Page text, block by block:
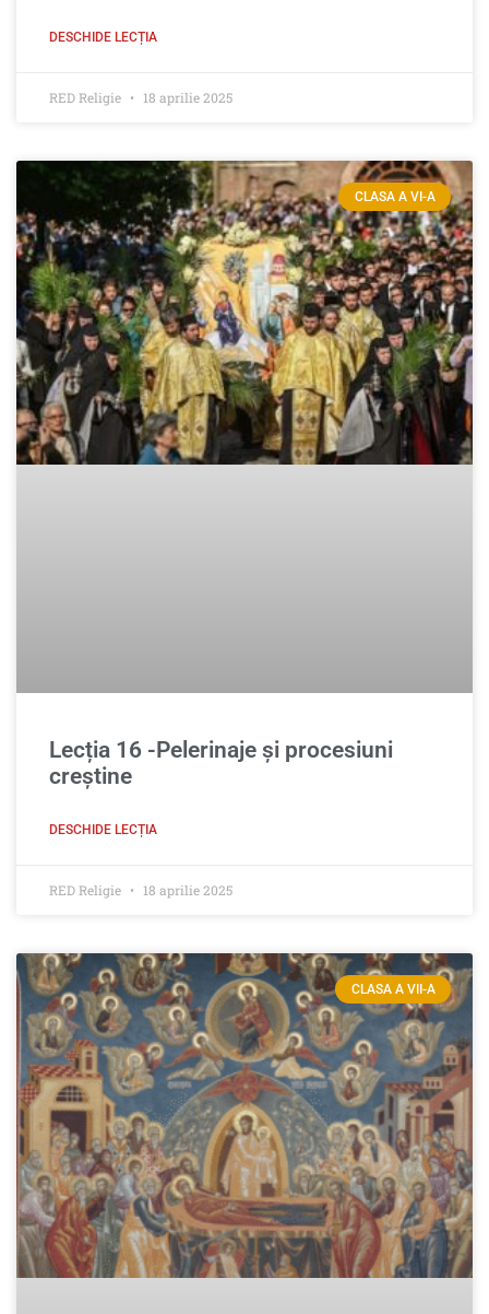
DESCHIDE LECȚIA
RED Religie 18 aprilie 2025
CLASA A VI-A
Lecția 16 -Pelerinaje şi procesiuni
creştine
DESCHIDE LECȚIA
RED Religie 18 aprilie 2025
CLASA A VII-A